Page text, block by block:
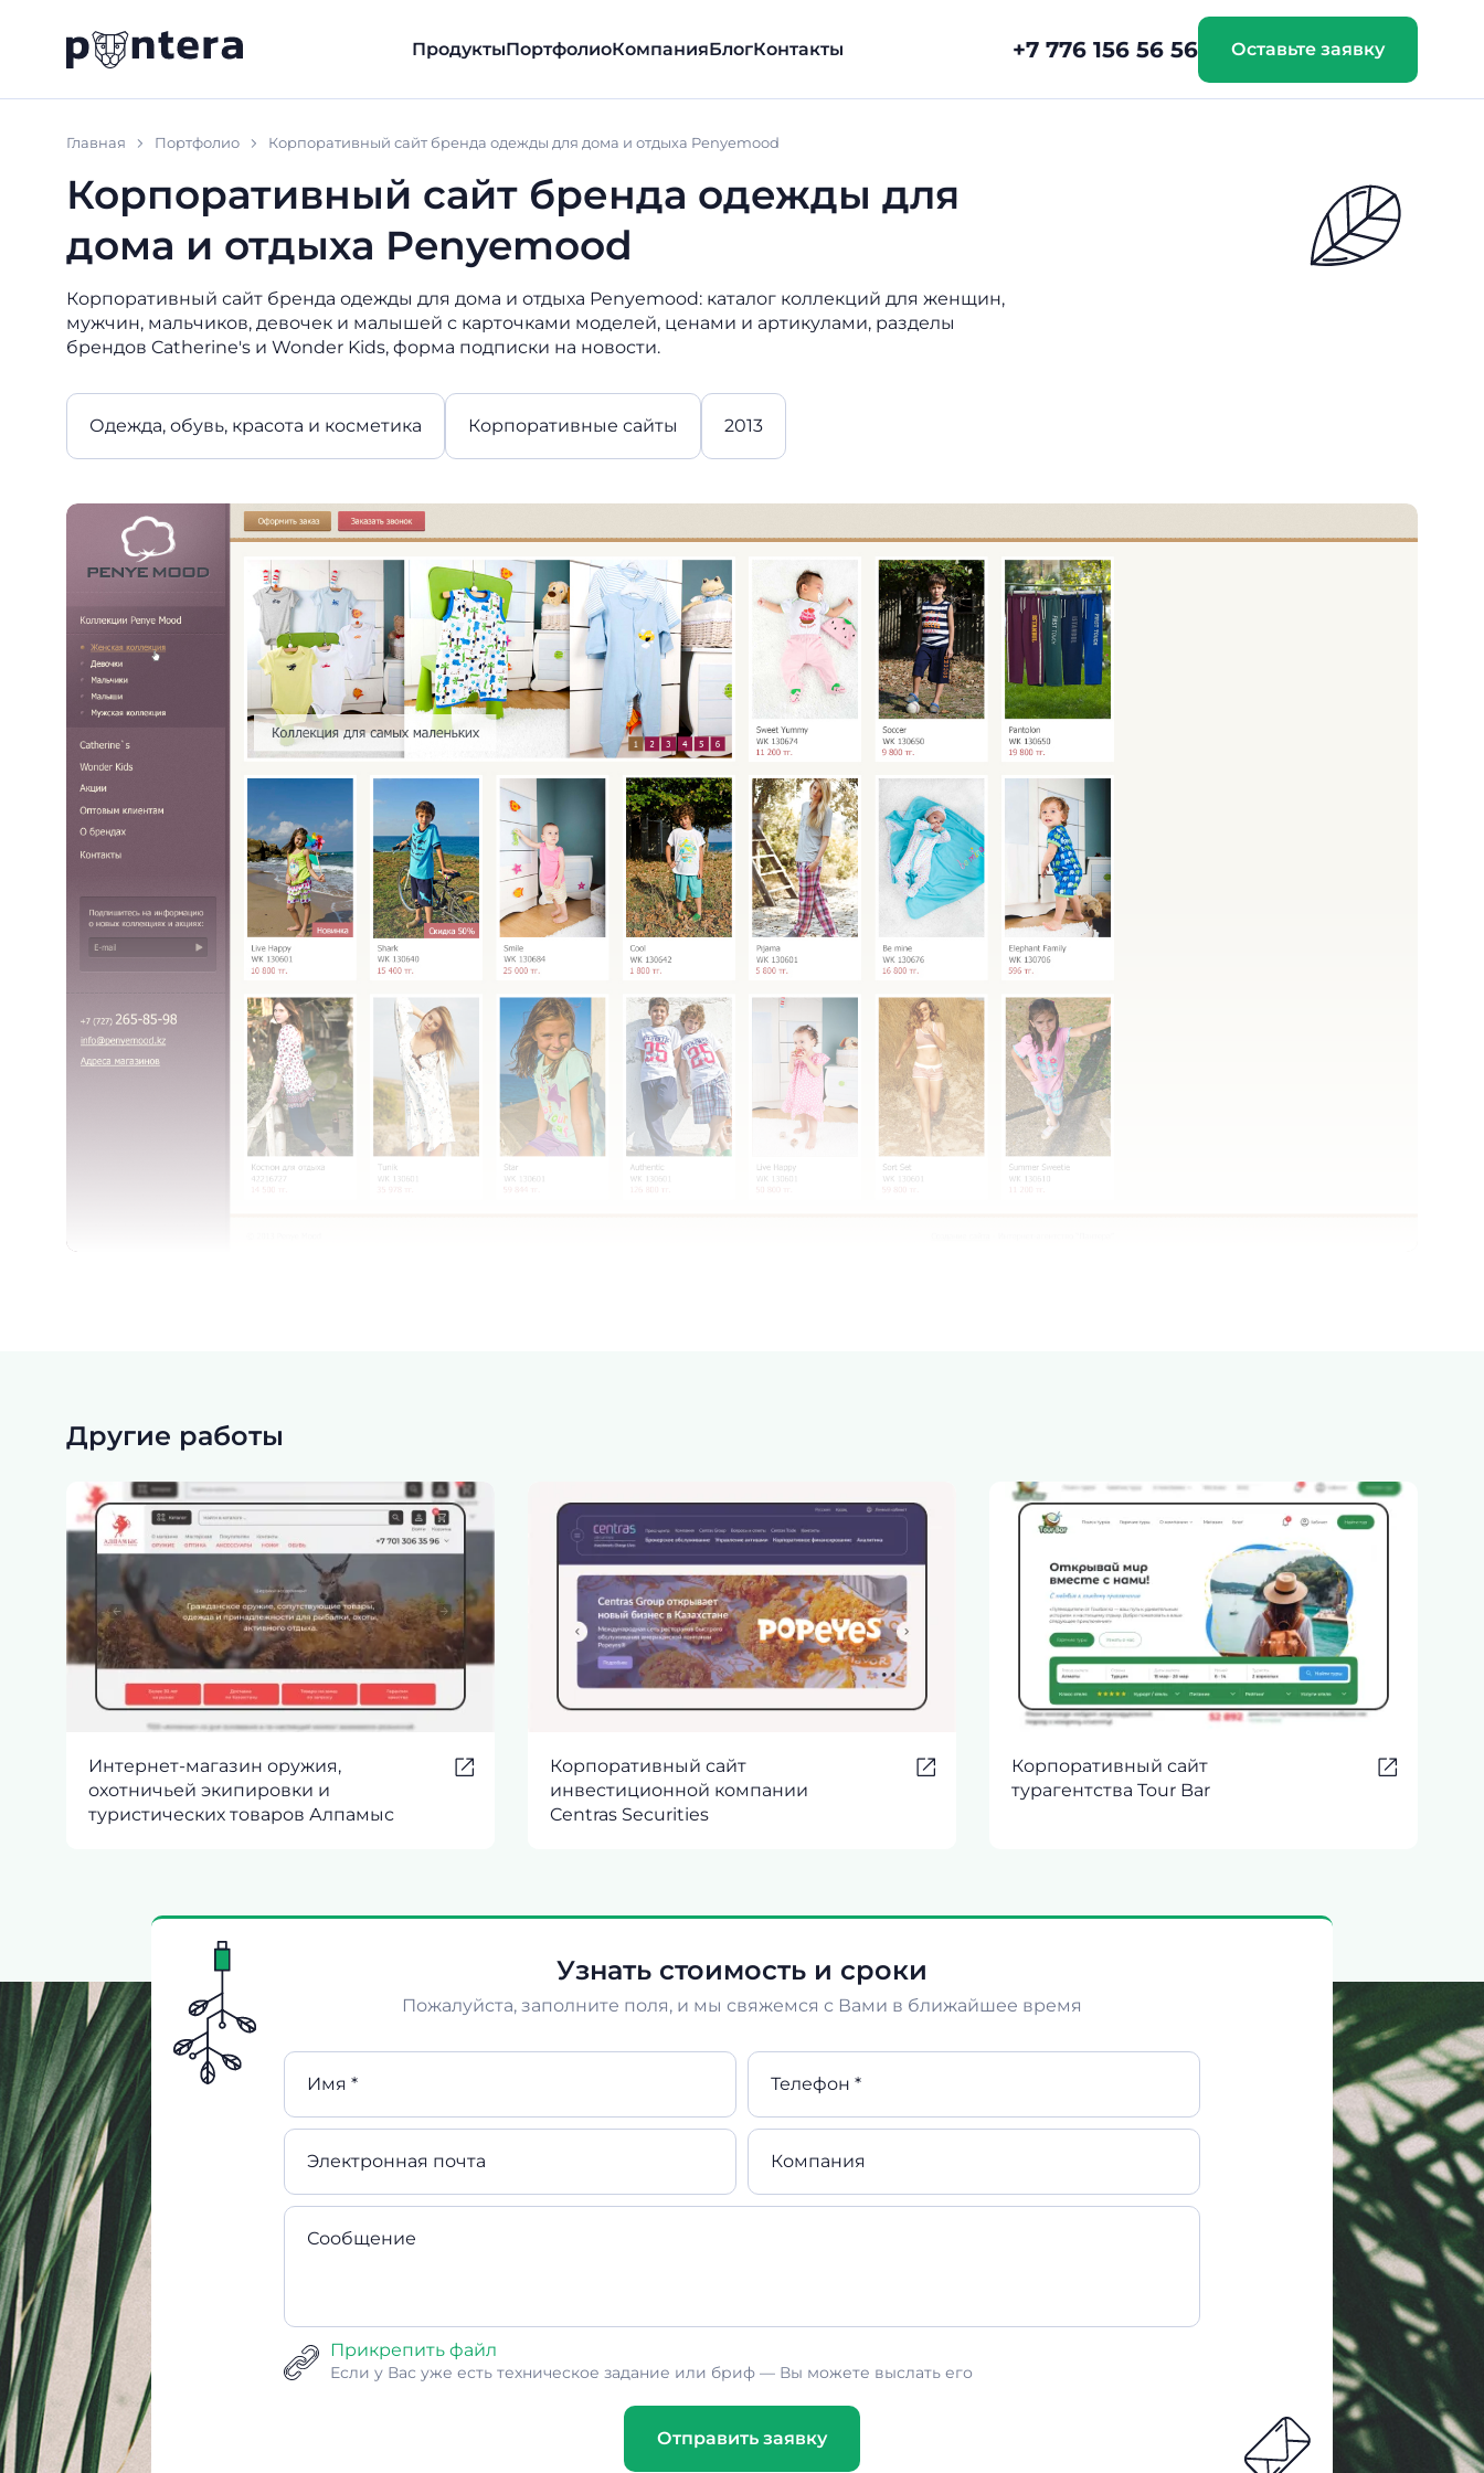
ПродуктыПортфолиоКомпанияБлогКонтакты +7 776 156 56 56 Оставьте заявку
Главная Портфолио Корпоративный сайт бренда одежды для дома и отдыха Penyemood
Корпоративный сайт бренда одежды для
дома и отдыха Penyemood
Корпоративный сайт бренда одежды для дома и отдыха Penyemood: каталог коллекций для женщин,
мужчин, мальчиков, девочек и малышей с карточками моделей, ценами и артикулами, разделы
брендов Catherine's и Wonder Kids, форма подписки на новости.
Одежда, обувь, красота и косметика Корпоративные сайты 2013
Другие работы
Интернет-магазин оружия,
охотничьей экипировки и
туристических товаров Алпамыс
Корпоративный сайт
инвестиционной компании
Centras Securities
Корпоративный сайт
турагентства Tour Bar
Узнать стоимость и сроки
Пожалуйста, заполните поля, и мы свяжемся с Вами в ближайшее время
Имя * Телефон *
Электронная почта Компания
Сообщение
Прикрепить файл
Если у Вас уже есть техническое задание или бриф — Вы можете выслать его
Отправить заявку